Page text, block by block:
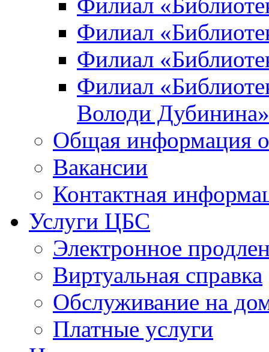
Филиал
Филиал
Филиал
Володи Дубинина»
Общая информация
Вакансии
Контактная
Услуги ЦБС
Электронное
Виртуальная справка
Обслуживание на
Платные услуги